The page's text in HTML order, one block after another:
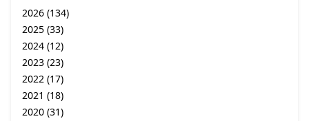
2026 (134)
2025 (33)
2024 (12)
2023 (23)
2022 (17)
2021 (18)
2020 (31)